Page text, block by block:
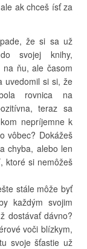
ak chceš ísť za
že si sa už
svojej knihy,
na ňu, ale časom
uvedomil si si, že
rovnica na
teraz sa
nepríjemne k
vôbec? Dokážeš
chyba, alebo len
ktoré si nemôžeš
stále môže byť
každým svojim
dostávať dávno?
voči blízkym,
svoje šťastie už